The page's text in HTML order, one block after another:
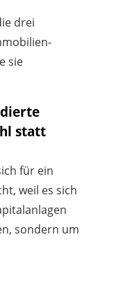
drei
sie
statt
für ein
weil es sich
sondern um